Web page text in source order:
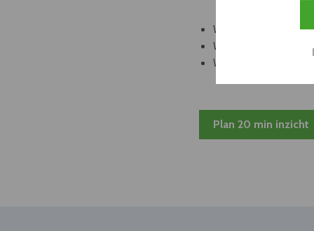
Welke leveranciers
Welke bedrijven
Welke partners en
Plan 20 min inzicht